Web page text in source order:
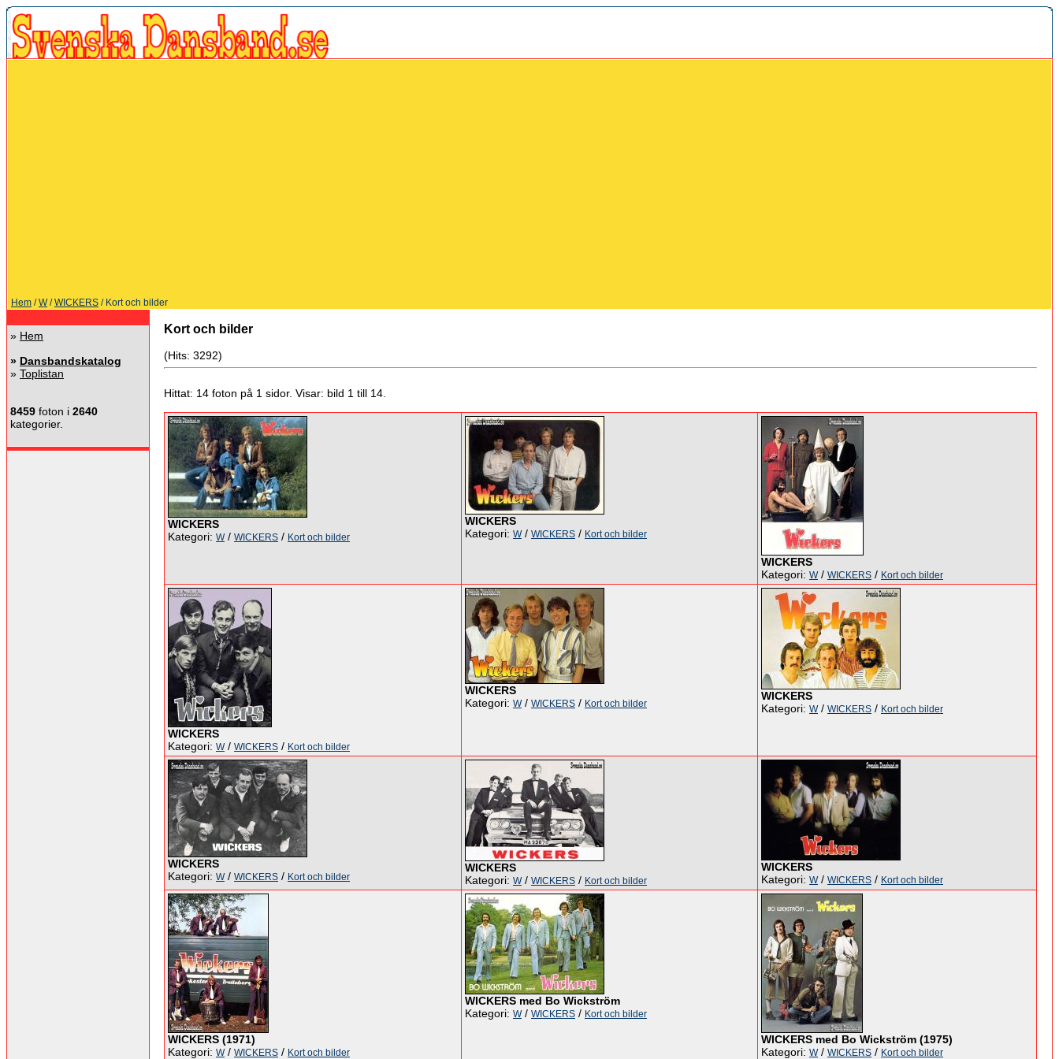
Hem /W/WICKERS / Kort och bilder
» Hem
» Dansbandskatalog
» Toplistan
8459 foton i 2640
kategorier.
Kort och bilder
(Hits: 3292)
Hittat: 14 foton på 1 sidor. Visar: bild 1 till 14.
WICKERS
Kategori: W/ WICKERS / Kort och bilder
WICKERS
Kategori: W/ WICKERS / Kort och bilder
WICKERS
Kategori: W/ WICKERS / Kort och bilder
WICKERS
Kategori: W/ WICKERS / Kort och bilder
WICKERS
Kategori: W/ WICKERS / Kort och bilder
WICKERS
Kategori: W/ WICKERS / Kort och bilder
WICKERS
Kategori: W/ WICKERS / Kort och bilder
WICKERS
Kategori: W/ WICKERS / Kort och bilder
WICKERS
Kategori: W/ WICKERS / Kort och bilder
WICKERS (1971)
Kategori: W/ WICKERS / Kort och bilder
WICKERS med Bo Wickström
Kategori: W/ WICKERS / Kort och bilder
WICKERS med Bo Wickström (1975)
Kategori: W/ WICKERS / Kort och bilder